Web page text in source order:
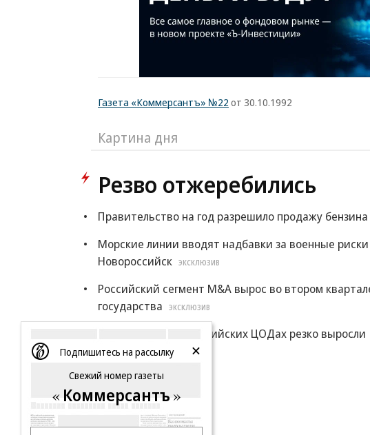
Газета «Коммерсантъ» №22 от 30.10.1992
Картина дня
Резво отжеребились
Правительство на год разрешило продажу
Морские линии вводят надбавки за военные
Новороссийск
ЭКСКЛЮЗИВ
Российский сегмент M&A вырос во втором
государства
ЭКСКЛЮЗИВ
Цены на места в российских ЦОДах резко выросли
Еще
Подпишитесь на рассылку
Свежий номер газеты
Коммерсантъ